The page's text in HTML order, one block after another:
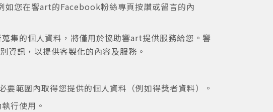
如您在響art的Facebook粉絲專頁按讚或留言的內
集的個人資料，將僅用於協助響art提供服務給您。響
訊，以提供客製化的內容及服務。
範圍內取得您提供的個人資料（例如得獎者資料）。
行使用。